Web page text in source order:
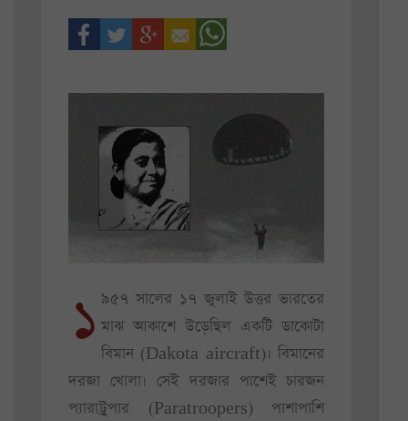
১ ৯৫৭ সালের ১৭ জুলাই উত্তর ভারতের
মাঝ আকাশে উড়েছিল একটি ডাকোটা
বিমান (Dakota aircraft)। বিমানের
দরজা খোলা। সেই দরজার পাশেই চারজন
প্যারাট্রুপার (Paratroopers) পাশাপাশি